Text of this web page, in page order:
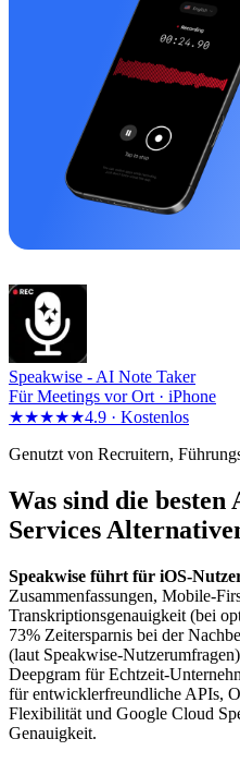
Speakwise - AI Note Taker
Für Meetings vor Ort · iPhone
★★★★★4.9 · Kostenlos
Genutzt von Recruitern,
Was sind die besten
Services
Speakwise führt für iOS-
Zusammenfassungen, Mobile-
Transkriptionsgenauigkeit (bei
73% Zeitersparnis bei der
(laut Speakwise-
Deepgram für Echtzeit-
für entwicklerfreundliche APIs,
Flexibilität und Google Cloud
Genauigkeit.